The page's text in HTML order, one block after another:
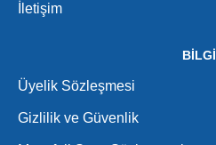
İletişim
BİLGİ
Üyelik Sözleşmesi
Gizlilik ve Güvenlik